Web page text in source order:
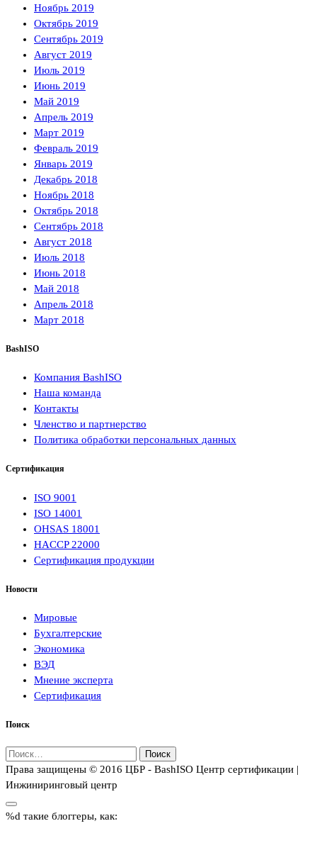
Ноябрь 2019
Октябрь 2019
Сентябрь 2019
Август 2019
Июль 2019
Июнь 2019
Май 2019
Апрель 2019
Март 2019
Февраль 2019
Январь 2019
Декабрь 2018
Ноябрь 2018
Октябрь 2018
Сентябрь 2018
Август 2018
Июль 2018
Июнь 2018
Май 2018
Апрель 2018
Март 2018
BashISO
Компания BashISO
Наша команда
Контакты
Членство и партнерство
Политика обработки персональных данных
Сертификация
ISO 9001
ISO 14001
OHSAS 18001
HACCP 22000
Сертификация продукции
Новости
Мировые
Бухгалтерские
Экономика
ВЭД
Мнение эксперта
Сертификация
Поиск
Найти:
Права защищены © 2016 ЦБР - BashISO Центр сертификации |
Инжиниринговый центр
%d такие блоггеры, как: